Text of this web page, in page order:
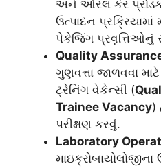
અને ઓરલ કેર
ઉત્પાદન
પેકેજિંગ પ્રવૃત્તિઓનું
Quality
ગુણવત્તા જાળવવા
ટ્રેનિંગ વેકેન્સી (
Trainee Vacancy)
પરીક્ષણ કરવું.
Laboratory
માઇક્રોબાયોલોજીના